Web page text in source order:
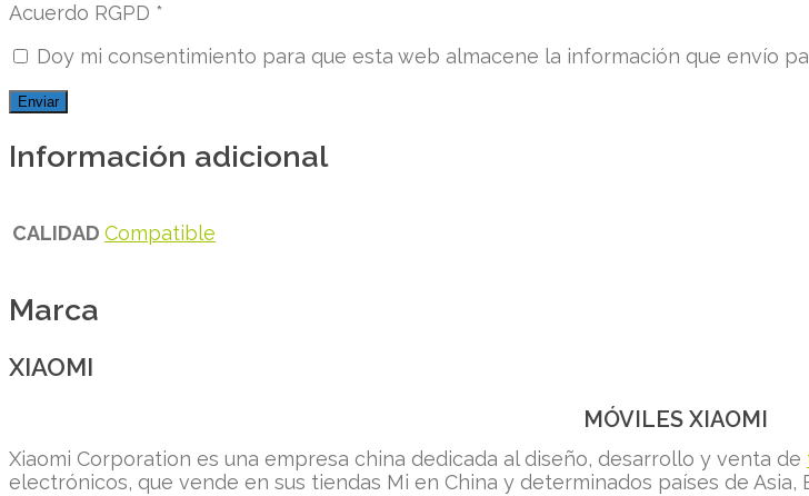
Acuerdo RGPD *
Doy mi consentimiento para que esta web almacene la información que envío
Información adicional
CALIDAD Compatible
Marca
XIAOMI
MÓVILES XIAOMI
Xiaomi Corporation es una empresa china dedicada al diseño, desarrollo y venta de
electrónicos, que vende en sus tiendas Mi en China y determinados países de